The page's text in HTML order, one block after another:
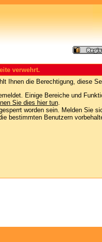
verwehrt.
Ihnen die Berechtigung, diese
Einige Bereiche und
Sie dies hier tun.
worden sein. Melden Sie
bestimmten Benutzern